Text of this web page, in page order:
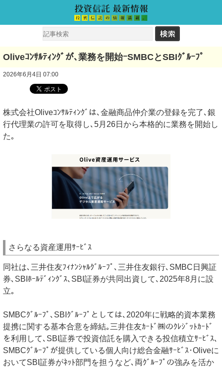
Oliveｺﾝｻﾙﾃｨﾝｸﾞが､業務を開始ｰSMBCとSBIｸﾞﾙｰﾌﾟ
2026年6月4日 07:00
株式会社Oliveｺﾝｻﾙﾃｨﾝｸﾞは､金融商品仲介業の登録を完了､銀
行代理業の許可を取得し､5月26日から本格的に業務を開始し
た｡
さらなる資産運用ｻｰﾋﾞｽ
同社は､三井住友ﾌｨﾅﾝｼｬﾙｸﾞﾙｰﾌﾟ､三井住友銀行､SMBC日興証
券､SBIﾎｰﾙﾃﾞｨﾝｸﾞｽ､SBI証券が共同出資して､2025年8月に設
立｡
SMBCｸﾞﾙｰﾌﾟ､SBIｸﾞﾙｰﾌﾟとしては､2020年に戦略的資本業務
提携に関する基本合意を締結｡三井住友ｶｰﾄﾞ㈱のｸﾚｼﾞｯﾄｶｰﾄﾞ
を利用して､SBI証券で投資信託を購入できる投信積立ｻｰﾋﾞｽ､
SMBCｸﾞﾙｰﾌﾟが提供している個人向け総合金融ｻｰﾋﾞｽ･Oliveに
おいてSBI証券がﾈｯﾄ部門を担うなど､両ｸﾞﾙｰﾌﾟの強みを活か